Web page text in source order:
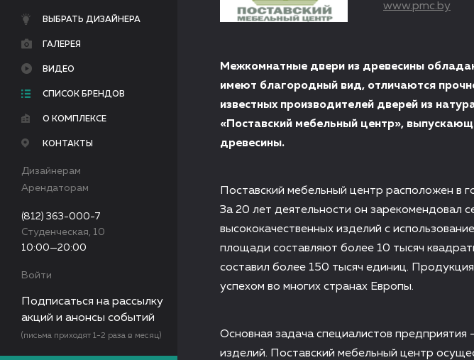
ВЫБРАТЬ ДИЗАЙНЕРА
ГАЛЕРЕЯ
ВИДЕО
СПИСОК БРЕНДОВ
О КОМПЛЕКСЕ
КОНТАКТЫ
Дизайнерам
Арендаторам
(812) 363-000-7
Студенческая, 10
10:00—20:00
Войти
Подписаться на рассылку
акций и анонсы событий
(письма приходят 1-2 раза в месяц)
www.pmc.by
Межкомнатные двери из древесины
имеют благородный вид, отличаются
известных производителей дверей из
«Поставский мебельный центр»,
древесины.
Поставский мебельный центр расположен в
За 20 лет деятельности он зарекомендовал
высококачественных изделий с
площади составляют более 10 тысяч
составил более 150 тысяч единиц.
успехом во многих странах Европы.
Основная задача специалистов предприятия
изделий. Поставский мебельный центр